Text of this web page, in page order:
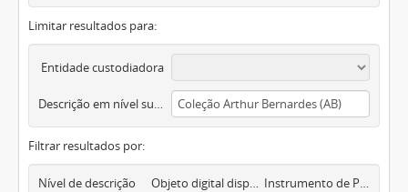
Limitar resultados para:
Entidade custodiadora
Descrição em nível superior
Filtrar resultados por:
Nível de descrição Objeto digital disponível Instrumento de Pesquisa